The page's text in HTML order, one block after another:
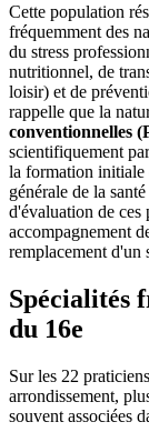
Cette population
fréquemment des
du stress
nutritionnel, de
loisir) et de
rappelle que la
conventionnelles
scientifiquement
la formation initiale
générale de la
d'évaluation de ces
accompagnement
remplacement d'un
Spécialités
du 16e
Sur les 22
arrondissement,
souvent associées